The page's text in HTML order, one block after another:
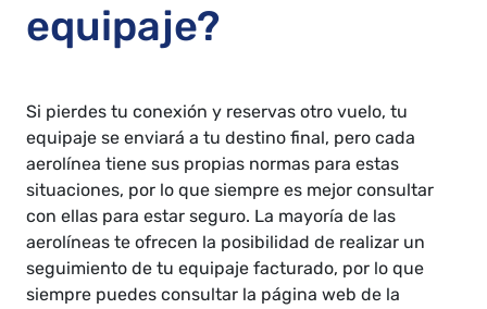
equipaje?
Si pierdes tu conexión y reservas otro vuelo, tu
equipaje se enviará a tu destino final, pero cada
aerolínea tiene sus propias normas para estas
situaciones, por lo que siempre es mejor consultar
con ellas para estar seguro. La mayoría de las
aerolíneas te ofrecen la posibilidad de realizar un
seguimiento de tu equipaje facturado, por lo que
siempre puedes consultar la página web de la